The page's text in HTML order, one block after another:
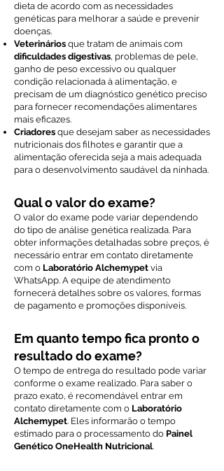
dieta de acordo com as necessidades
genéticas para melhorar a saúde e prevenir
doenças.
Veterinários que tratam de animais com
dificuldades digestivas, problemas de pele,
ganho de peso excessivo ou qualquer
condição relacionada à alimentação, e
precisam de um diagnóstico genético preciso
para fornecer recomendações alimentares
mais eficazes.
Criadores que desejam saber as necessidades
nutricionais dos filhotes e garantir que a
alimentação oferecida seja a mais adequada
para o desenvolvimento saudável da ninhada.
Qual o valor do exame?
O valor do exame pode variar dependendo
do tipo de análise genética realizada. Para
obter informações detalhadas sobre preços, é
necessário entrar em contato diretamente
com o Laboratório Alchemypet via
WhatsApp. A equipe de atendimento
fornecerá detalhes sobre os valores, formas
de pagamento e promoções disponíveis.
Em quanto tempo fica pronto o
resultado do exame?
O tempo de entrega do resultado pode variar
conforme o exame realizado. Para saber o
prazo exato, é recomendável entrar em
contato diretamente com o Laboratório
Alchemypet. Eles informarão o tempo
estimado para o processamento do Painel
Genético OneHealth Nutricional.